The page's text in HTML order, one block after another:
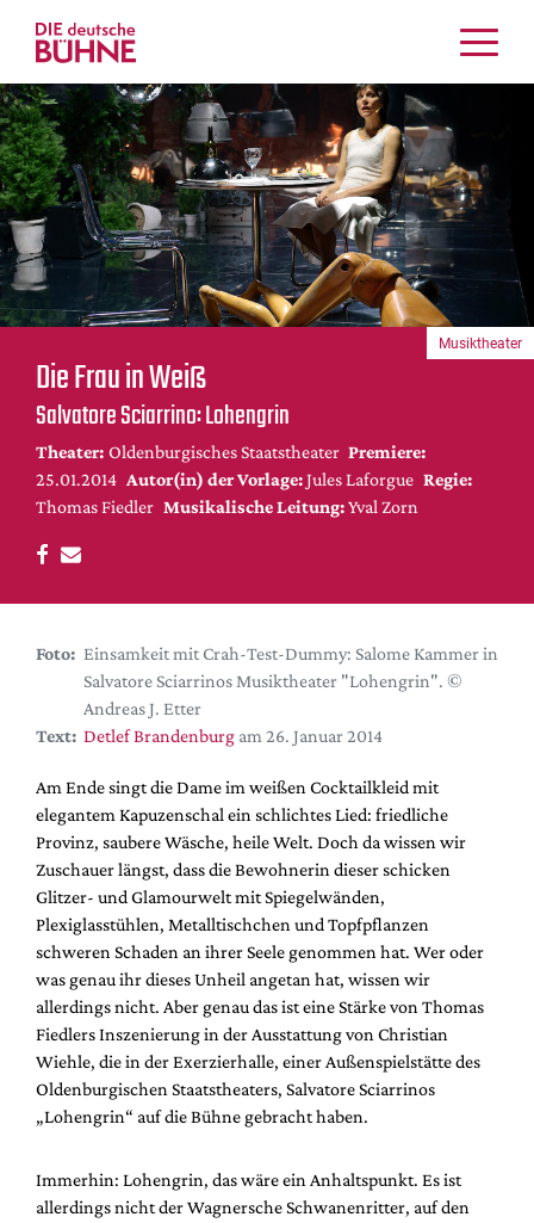
Kritiken
Schauspiel
Musiktheater
Tanz
Crossover
Bühnenwelt
Festivals & Veranstaltungen
Menschen & Theater
Themen
Internationales
Nachrufe
Medientipps
DdB-map
Kalender
Festival-Planer
Hefte
Alle Hefte
Leseproben
Podcast
Service
Shop / Abo
Newsletter
Redaktion
Autor:innen
Partner
Mediadaten
Suche
Die Frau in Weiß
Salvatore Sciarrino: Lohengrin
Theater: Oldenburgisches Staatstheater Premiere:
25.01.2014 Autor(in) der Vorlage: Jules Laforgue Regie:
Thomas Fiedler Musikalische Leitung: Yval Zorn
Musiktheater
Foto: Einsamkeit mit Crah-Test-Dummy: Salome Kammer in
Salvatore Sciarrinos Musiktheater "Lohengrin". ©
Andreas J. Etter
Text: Detlef Brandenburg am 26. Januar 2014
Am Ende singt die Dame im weißen Cocktailkleid mit
elegantem Kapuzenschal ein schlichtes Lied: friedliche
Provinz, saubere Wäsche, heile Welt. Doch da wissen wir
Zuschauer längst, dass die Bewohnerin dieser schicken
Glitzer- und Glamourwelt mit Spiegelwänden,
Plexiglasstühlen, Metalltischchen und Topfpflanzen
schweren Schaden an ihrer Seele genommen hat. Wer oder
was genau ihr dieses Unheil angetan hat, wissen wir
allerdings nicht. Aber genau das ist eine Stärke von Thomas
Fiedlers Inszenierung in der Ausstattung von Christian
Wiehle, die in der Exerzierhalle, einer Außenspielstätte des
Oldenburgischen Staatstheaters, Salvatore Sciarrinos
„Lohengrin“ auf die Bühne gebracht haben.
Immerhin: Lohengrin, das wäre ein Anhaltspunkt. Es ist
allerdings nicht der Wagnersche Schwanenritter, auf den